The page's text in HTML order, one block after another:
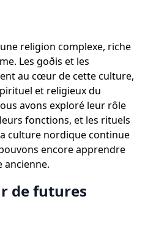
religion complexe, riche
Les goðis et les
au cœur de cette culture,
et religieux du
avons exploré leur rôle
fonctions, et les rituels
culture nordique continue
encore apprendre
ancienne.
de futures